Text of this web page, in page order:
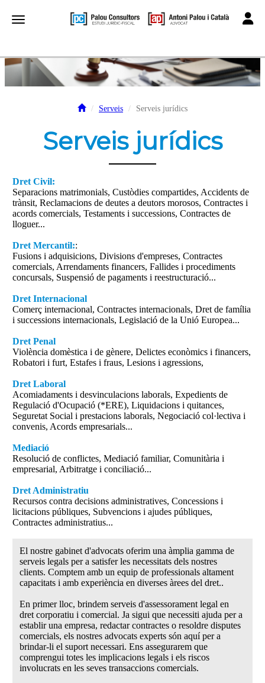
Toggle navigation
Serveis Serveis jurídics
Serveis jurídics
Dret Civil:
Separacions matrimonials, Custòdies compartides, Accidents de
trànsit, Reclamacions de deutes a deutors morosos, Contractes i
acords comercials, Testaments i successions, Contractes de
lloguer...
Dret Mercantil::
Fusions i adquisicions, Divisions d'empreses, Contractes
comercials, Arrendaments financers, Fallides i procediments
concursals, Suspensió de pagaments i reestructuració...
Dret Internacional
Comerç internacional, Contractes internacionals, Dret de família
i successions internacionals, Legislació de la Unió Europea...
Dret Penal
Violència domèstica i de gènere, Delictes econòmics i financers,
Robatori i furt, Estafes i fraus, Lesions i agressions,
Dret Laboral
Acomiadaments i desvinculacions laborals, Expedients de
Regulació d'Ocupació (*ERE), Liquidacions i quitances,
Seguretat Social i prestacions laborals, Negociació col·lectiva i
convenis, Acords empresarials...
Mediació
Resolució de conflictes, Mediació familiar, Comunitària i
empresarial, Arbitratge i conciliació...
Dret Administratiu
Recursos contra decisions administratives, Concessions i
licitacions públiques, Subvencions i ajudes públiques,
Contractes administratius...
El nostre gabinet d'advocats oferim una àmplia gamma de
serveis legals per a satisfer les necessitats dels nostres
clients. Comptem amb un equip de professionals altament
capacitats i amb experiència en diverses àrees del dret..
En primer lloc, brindem serveis d'assessorament legal en
dret corporatiu i comercial. Ja sigui que necessiti ajuda per a
establir una empresa, redactar contractes o resoldre disputes
comercials, els nostres advocats experts són aquí per a
brindar-li el suport necessari. Ens assegurarem que
comprengui totes les implicacions legals i els riscos
involucrats en les seves transaccions comercials.